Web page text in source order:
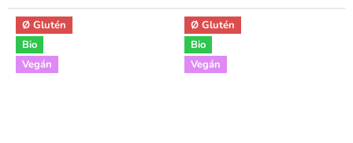
Ø Glutén
Bio
Vegán
Ø Glutén
Bio
Vegán